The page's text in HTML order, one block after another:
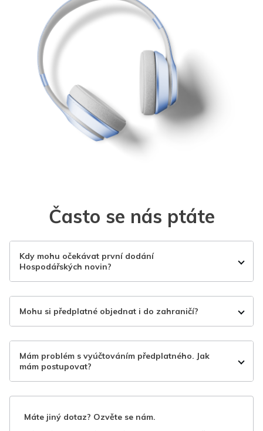
Často se nás ptáte
Kdy mohu očekávat první dodání
Hospodářských novin?
Mohu si předplatné objednat i do zahraničí?
Mám problém s vyúčtováním předplatného. Jak
mám postupovat?
Máte jiný dotaz? Ozvěte se nám.